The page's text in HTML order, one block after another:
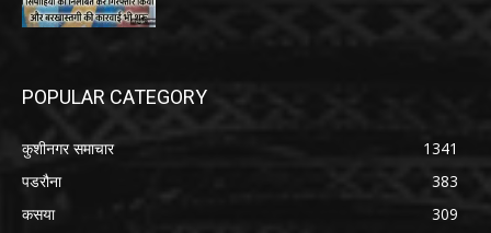
POPULAR CATEGORY
कुशीनगर समाचार
1341
पडरौना
383
कसया
309